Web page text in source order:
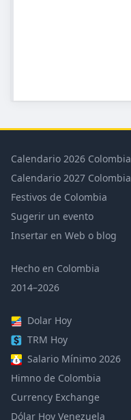
Calendario 2026 Colombia
Calendario 2027 Colombia
Festivos de Colombia
Sugerir un evento
Insertar en Web o blog
Hecho en Colombia
2014–2026
Dolar Hoy
TRM Hoy
Salario Mínimo 2026
Himno de Colombia
Currency Exchange
Dólar Hoy Venezuela